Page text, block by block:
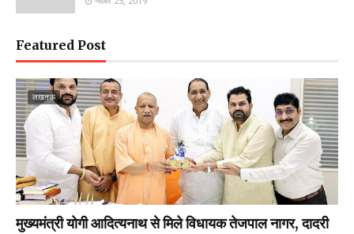
Featured Post
लखनऊ
मुख्यमंत्री योगी आदित्यनाथ से मिले विधायक तेजपाल नागर, दादरी